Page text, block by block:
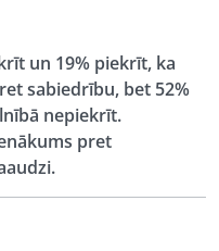
un 19% piekrīt, ka
sabiedrību, bet 52%
nepiekrīt.
pret